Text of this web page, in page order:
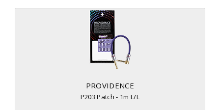
PROVIDENCE
P203 Patch - 1m L/L